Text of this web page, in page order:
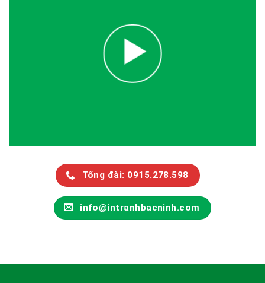
Tổng đài: 0915.278.598
info@intranhbacninh.com